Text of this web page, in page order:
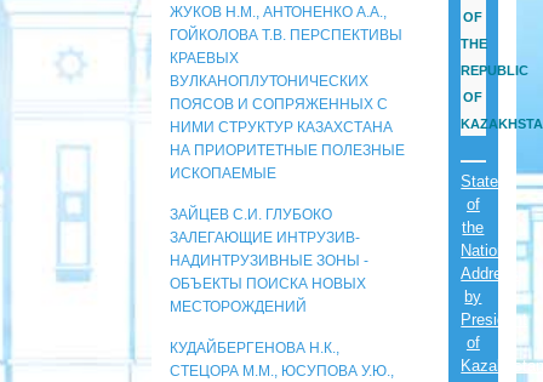
ЖУКОВ Н.М., АНТОНЕНКО А.А.,
ГОЙКОЛОВА Т.В. ПЕРСПЕКТИВЫ
КРАЕВЫХ
ВУЛКАНОПЛУТОНИЧЕСКИХ
ПОЯСОВ И СОПРЯЖЕННЫХ С
НИМИ СТРУКТУР КАЗАХСТАНА
НА ПРИОРИТЕТНЫЕ ПОЛЕЗНЫЕ
ИСКОПАЕМЫЕ
ЗАЙЦЕВ С.И. ГЛУБОКО
ЗАЛЕГАЮЩИЕ ИНТРУЗИВ-
НАДИНТРУЗИВНЫЕ ЗОНЫ -
ОБЪЕКТЫ ПОИСКА НОВЫХ
МЕСТОРОЖДЕНИЙ
КУДАЙБЕРГЕНОВА Н.К.,
СТЕЦОРА М.М., ЮСУПОВА У.Ю.,
OF
THE
REPUBLIC
OF
State
of
the
Nation
Address
by
President
of